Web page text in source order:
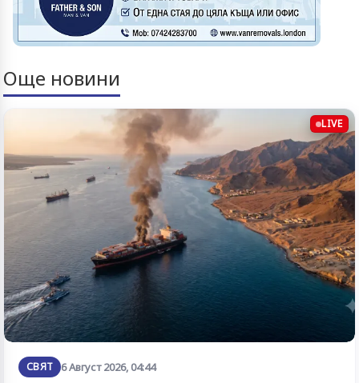
Още новини
LIVE
СВЯТ 6 Август 2026, 04:44